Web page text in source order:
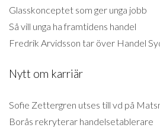
Glasskonceptet som ger unga jobb
Så vill unga ha framtidens handel
Fredrik Arvidsson tar över Handel
Nytt om karriär
Sofie Zettergren utses till vd på
Borås rekryterar handelsetablerare